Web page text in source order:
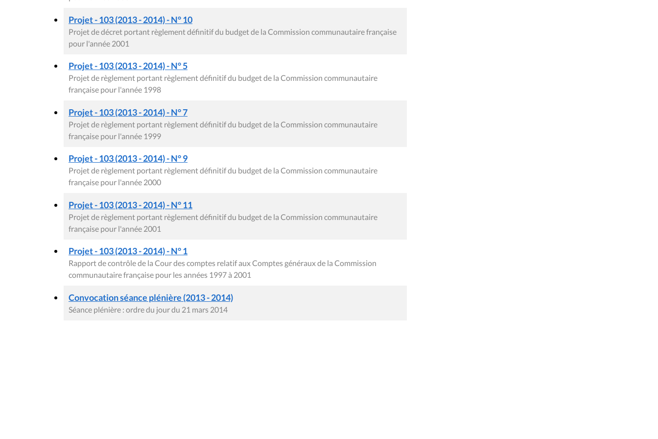
Projet - 103 (2013 - 2014) - N° 10
Projet de décret portant règlement définitif du budget de la Commission communautaire française
pour l'année 2001
Projet - 103 (2013 - 2014) - N° 5
Projet de règlement portant règlement définitif du budget de la Commission communautaire
française pour l'année 1998
Projet - 103 (2013 - 2014) - N° 7
Projet de règlement portant règlement définitif du budget de la Commission communautaire
française pour l'année 1999
Projet - 103 (2013 - 2014) - N° 9
Projet de règlement portant règlement définitif du budget de la Commission communautaire
française pour l'année 2000
Projet - 103 (2013 - 2014) - N° 11
Projet de règlement portant règlement définitif du budget de la Commission communautaire
française pour l'année 2001
Projet - 103 (2013 - 2014) - N° 1
Rapport de contrôle de la Cour des comptes relatif aux Comptes généraux de la Commission
communautaire française pour les années 1997 à 2001
Convocation séance plénière (2013 - 2014)
Séance plénière : ordre du jour du 21 mars 2014